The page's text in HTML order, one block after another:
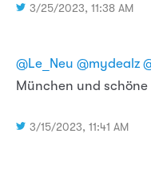
3/25/2023, 11:38 AM
@Le_Neu @mydealz
München und
3/15/2023, 11:41 AM